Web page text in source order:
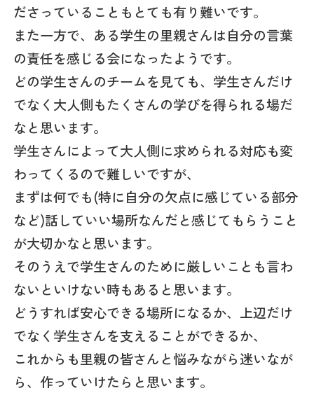
ださっていることもとても有り難いです。
また一方で、ある学生の里親さんは自分の言葉
の責任を感じる会になったようです。
どの学生さんのチームを見ても、学生さんだけ
でなく大人側もたくさんの学びを得られる場だ
なと思います。
学生さんによって大人側に求められる対応も変
わってくるので難しいですが、
まずは何でも(特に自分の欠点に感じている部分
など)話していい場所なんだと感じてもらうこと
が大切かなと思います。
そのうえで学生さんのために厳しいことも言わ
ないといけない時もあると思います。
どうすれば安心できる場所になるか、上辺だけ
でなく学生さんを支えることができるか、
これからも里親の皆さんと悩みながら迷いなが
ら、作っていけたらと思います。